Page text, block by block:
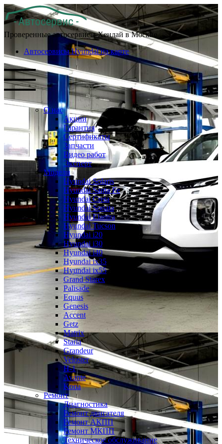
Проверенные автосервисы Хендай в Москве
Автосервисы Hyundai на карте
О нас
Акции
Гарантия
Сертификаты
Запчасти
Видео работ
Эксперт
Модели
Hyundai Solaris
Hyundai Santa Fe
Hyundai Creta
Hyundai Sonata
Hyundai Elantra
Hyundai Tucson
Hyundai i20
Hyundai i30
Hyundai i40
Hyundai ix35
Hyundai ix55
Grand Starex
Palisade
Equus
Genesis
Accent
Getz
Matrix
Staria
Grandeur
Veloster
H-1
Avante
Kona
Ремонт
Диагностика
Ремонт двигателя
Ремонт АКПП
Ремонт МКПП
Техническое обслуживание